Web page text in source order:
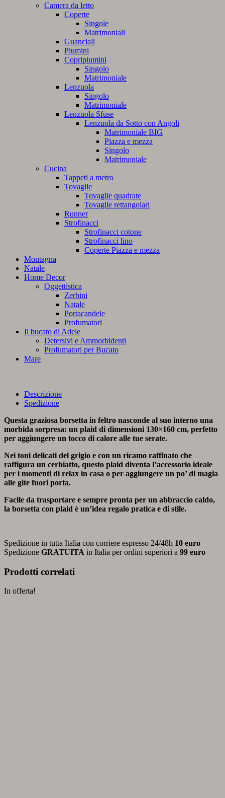
Camera da letto
Coperte
Singole
Matrimoniali
Guanciali
Piumini
Copripiumini
Singolo
Matrimoniale
Lenzuola
Singolo
Matrimoniale
Lenzuola Sfuse
Lenzuola da Sotto con Angoli
Matrimoniale BIG
Piazza e mezza
Singolo
Matrimoniale
Cucina
Tappeti a metro
Tovaglie
Tovaglie quadrate
Tovaglie rettangolari
Runner
Strofinacci
Strofinacci cotone
Strofinacci lino
Coperte Piazza e mezza
Montagna
Natale
Home Decor
Oggettistica
Zerbini
Natale
Portacandele
Profumatori
Il bucato di Adele
Detersivi e Ammorbidenti
Profumatori per Bucato
Mare
Descrizione
Spedizione
Questa graziosa borsetta in feltro nasconde al suo interno una
morbida sorpresa: un plaid di dimensioni 130×160 cm, perfetto
per aggiungere un tocco di calore alle tue serate.
Nei toni delicati del grigio e con un ricamo raffinato che
raffigura un cerbiatto, questo plaid diventa l’accessorio ideale
per i momenti di relax in casa o per aggiungere un po’ di magia
alle gite fuori porta.
Facile da trasportare e sempre pronta per un abbraccio caldo,
la borsetta con plaid è un’idea regalo pratica e di stile.
Spedizione in tutta Italia con corriere espresso 24/48h 10 euro
Spedizione GRATUITA in Italia per ordini superiori a 99 euro
Prodotti correlati
In offerta!